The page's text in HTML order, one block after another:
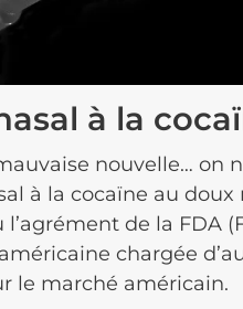
à la
nouvelle… on
à la cocaïne au
l’agrément de la FDA
chargée
le marché américain.